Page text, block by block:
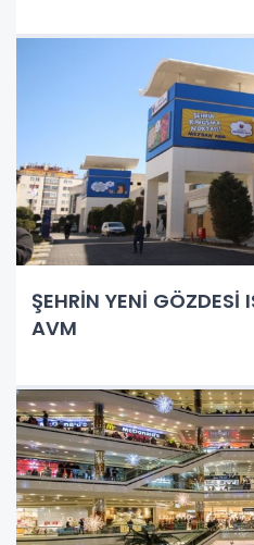
ŞEHRİN YENİ GÖZDESİ
AVM